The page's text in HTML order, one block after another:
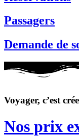
Passagers
Demande de
Voyager, c’est
Nos prix